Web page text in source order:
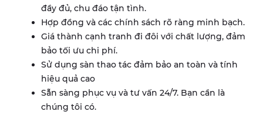
đầy đủ, chu đáo tận tình.
Hợp đồng và các chính sách rõ ràng minh bạch.
Giá thành cạnh tranh đi đôi với chất lượng, đảm
bảo tối ưu chi phí.
Sử dụng sàn thao tác đảm bảo an toàn và tính
hiệu quả cao
Sẵn sàng phục vụ và tư vấn 24/7. Bạn cần là
chúng tôi có.